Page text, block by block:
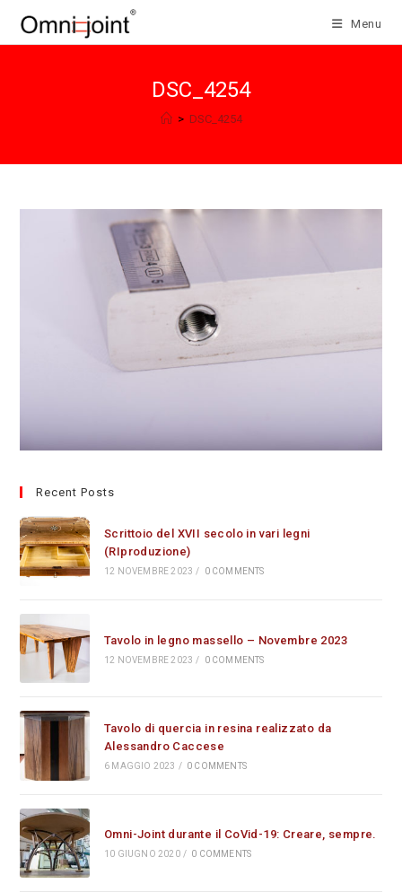
Menu
DSC_4254
> DSC_4254
Recent Posts
Scrittoio del XVII secolo in vari legni
(RIproduzione)
12 NOVEMBRE 2023 / 0 COMMENTS
Tavolo in legno massello – Novembre 2023
12 NOVEMBRE 2023 / 0 COMMENTS
Tavolo di quercia in resina realizzato da
Alessandro Caccese
6 MAGGIO 2023 / 0 COMMENTS
Omni-Joint durante il CoVid-19: Creare, sempre.
10 GIUGNO 2020 / 0 COMMENTS